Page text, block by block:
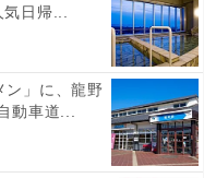
、ロカボなラインナ
。代表的なアイテム
プには糖質量も表示
ります。
日帰...
ン」に、龍野
動車道...